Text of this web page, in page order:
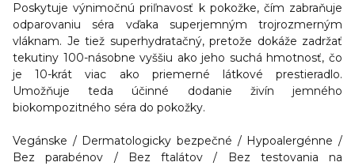
Poskytuje výnimočnú priľnavosť k pokožke, čím zabraňuje
odparovaniu séra vďaka superjemným trojrozmerným
vláknam. Je tiež superhydratačný, pretože dokáže zadržať
tekutiny 100-násobne vyššiu ako jeho suchá hmotnosť, čo
je 10-krát viac ako priemerné látkové prestieradlo.
Umožňuje teda účinné dodanie živín jemného
biokompozitného séra do pokožky.
Vegánske / Dermatologicky bezpečné / Hypoalergénne /
Bez parabénov / Bez ftalátov / Bez testovania na